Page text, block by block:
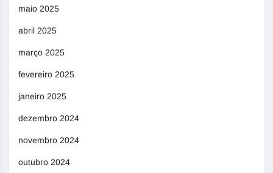
maio 2025
abril 2025
março 2025
fevereiro 2025
janeiro 2025
dezembro 2024
novembro 2024
outubro 2024